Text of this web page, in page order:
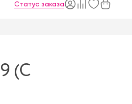
Статус заказа
(C